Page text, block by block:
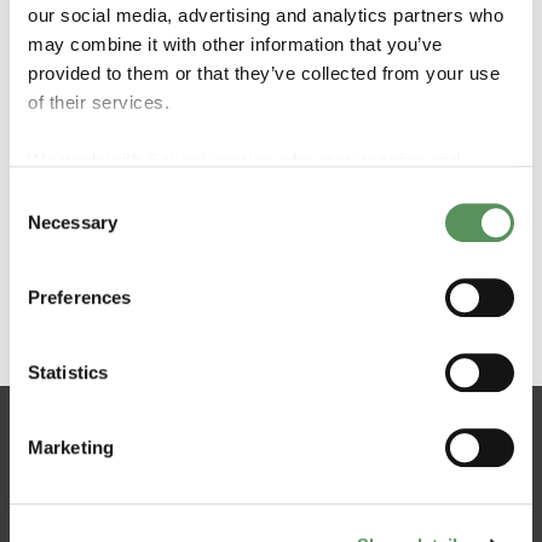
our social media, advertising and analytics partners who
may combine it with other information that you’ve
provided to them or that they’ve collected from your use
of their services.
Selection
Necessary
Preferences
Statistics
Marketing
Característicos
Capacidade de autolimpeza com tratamento
Entrega montada traseira ou lateral
Você sabia?
A MAKEEN Gas Equipment pode fornecer todos os